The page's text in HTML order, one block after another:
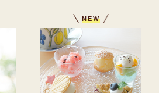
NEW